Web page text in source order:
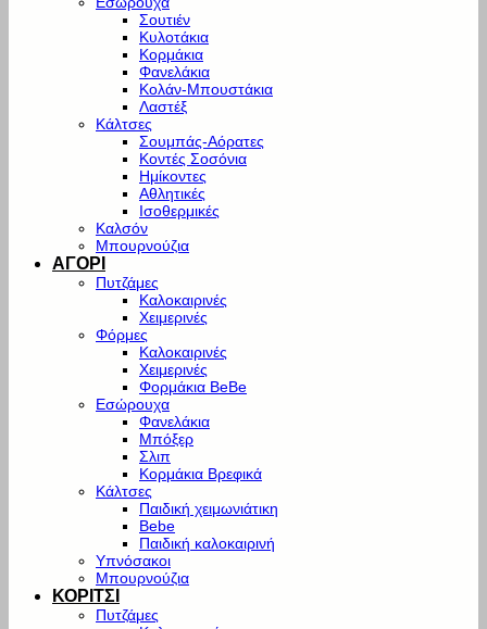
Σουτιέν
Κυλοτάκια
Κορμάκια
Φανελάκια
Κολάν-Μπουστάκια
Λαστέξ
Κάλτσες
Σουμπάς-Αόρατες
Κοντές Σοσόνια
Ημίκοντες
Αθλητικές
Ισοθερμικές
Καλσόν
Μπουρνούζια
ΑΓΟΡΙ
Πυτζάμες
Καλοκαιρινές
Χειμερινές
Φόρμες
Καλοκαιρινές
Χειμερινές
Φορμάκια BeBe
Εσώρουχα
Φανελάκια
Μπόξερ
Σλιπ
Κορμάκια Βρεφικά
Κάλτσες
Παιδική χειμωνιάτικη
Bebe
Παιδική καλοκαιρινή
Υπνόσακοι
Μπουρνούζια
ΚΟΡΙΤΣΙ
Πυτζάμες